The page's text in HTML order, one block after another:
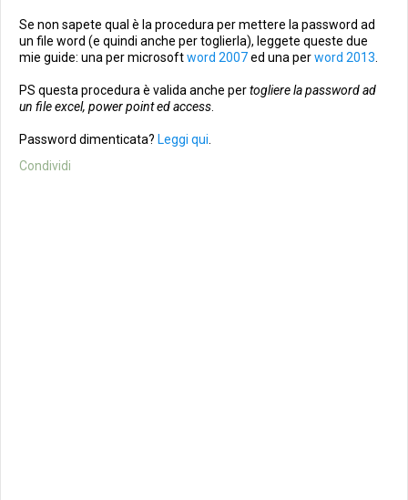
Se non sapete qual è la procedura per mettere la password ad
un file word (e quindi anche per toglierla), leggete queste due
mie guide: una per microsoftword 2007ed una perword 2013
PS questa procedura è valida anche pertogliere la password ad
un file excel, power point ed access
Password dimenticata? Leggi qui
Condividi